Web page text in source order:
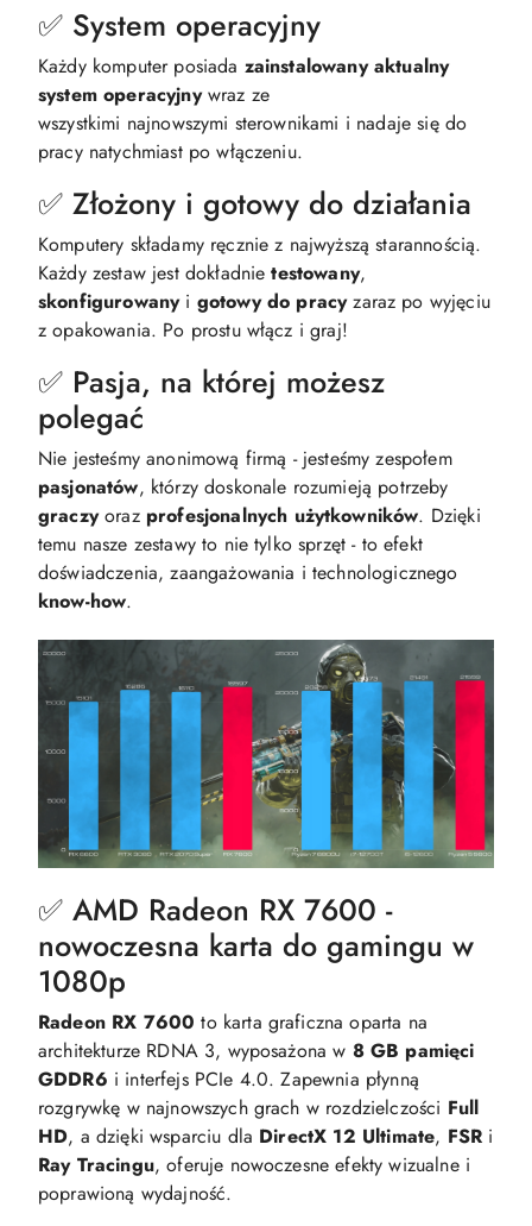
✅ System operacyjny
Każdy komputer posiada zainstalowany aktualny
system operacyjnywraz ze
wszystkimi najnowszymi sterownikami i nadaje się do
pracy natychmiast po włączeniu.
✅ Złożony i gotowy do działania
Komputery składamy ręcznie z najwyższą starannością.
Każdy zestaw jest dokładnietestowany,
skonfigurowanyi gotowy do pracyzaraz po wyjęciu
z opakowania. Po prostu włącz i graj!
✅ Pasja, na której możesz
polegać
Nie jesteśmy anonimową firmą - jesteśmy zespołem
pasjonatów, którzy doskonale rozumieją potrzeby
graczyoraz profesjonalnych użytkowników. Dzięki
temu nasze zestawy to nie tylko sprzęt - to efekt
doświadczenia, zaangażowania i technologicznego
know-how.
✅ AMD Radeon RX 7600 -
nowoczesna karta do gamingu w
1080p
Radeon RX 7600to karta graficzna oparta na
architekturze RDNA 3, wyposażona w 8 GB pamięci
GDDR6 i interfejs PCIe 4.0. Zapewnia płynną
rozgrywkę w najnowszych grach w rozdzielczości Full
HD, a dzięki wsparciu dla DirectX 12 Ultimate, FSR i
Ray Tracingu, oferuje nowoczesne efekty wizualne i
poprawioną wydajność.